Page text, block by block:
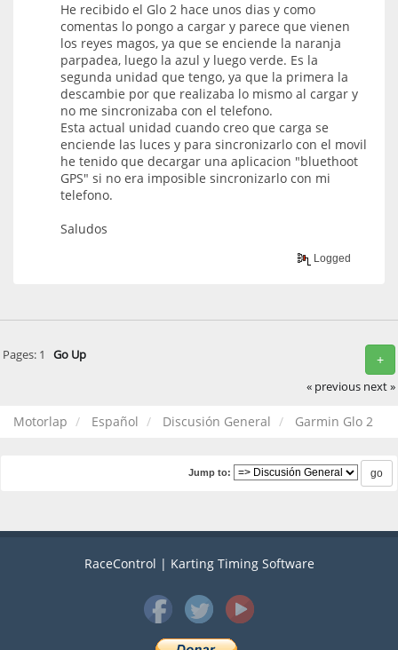
He recibido el Glo 2 hace unos dias y como
comentas lo pongo a cargar y parece que vienen
los reyes magos, ya que se enciende la naranja
parpadea, luego la azul y luego verde. Es la
segunda unidad que tengo, ya que la primera la
descambie por que realizaba lo mismo al cargar y
no me sincronizaba con el telefono.
Esta actual unidad cuando creo que carga se
enciende las luces y para sincronizarlo con el movil
he tenido que decargar una aplicacion "bluethoot
GPS" si no era imposible sincronizarlo con mi
telefono.
Saludos
Logged
+
Pages: 1 Go Up
« previous next »
Motorlap Español Discusión General Garmin Glo 2
Jump to:
RaceControl | Karting Timing Software